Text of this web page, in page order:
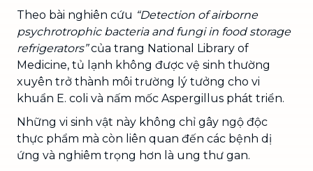
Theo bài nghiên cứu “Detection of airborne
psychrotrophic bacteria and fungi in food storage
refrigerators”của trang National Library of
Medicine, tủ lạnh không được vệ sinh thường
xuyên trở thành môi trường lý tưởng cho vi
khuẩn E. coli và nấm mốc Aspergillus phát triển.
Những vi sinh vật này không chỉ gây ngộ độc
thực phẩm mà còn liên quan đến các bệnh dị
ứng và nghiêm trọng hơn là ung thư gan.